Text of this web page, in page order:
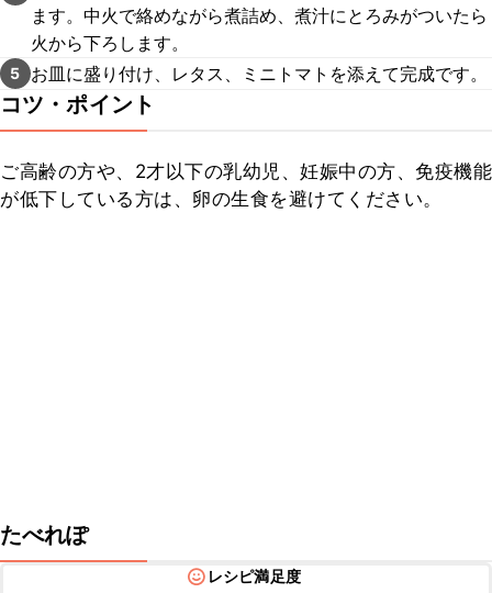
ます。中火で絡めながら煮詰め、煮汁にとろみがついたら
火から下ろします。
5 お皿に盛り付け、レタス、ミニトマトを添えて完成です。
コツ・ポイント
ご高齢の方や、2才以下の乳幼児、妊娠中の方、免疫機能
が低下している方は、卵の生食を避けてください。
たべれぽ
レシピ満足度